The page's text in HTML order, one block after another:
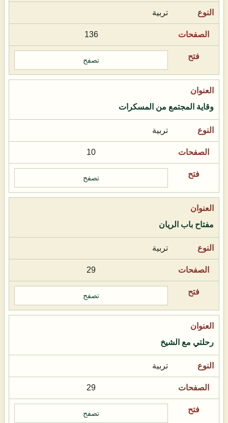
تربية
136
تصفح
وقاية المجتمع من المسكرات
تربية
10
تصفح
مفتاح باب الريان
تربية
29
تصفح
رحلتي مع الشيخ
تربية
29
تصفح